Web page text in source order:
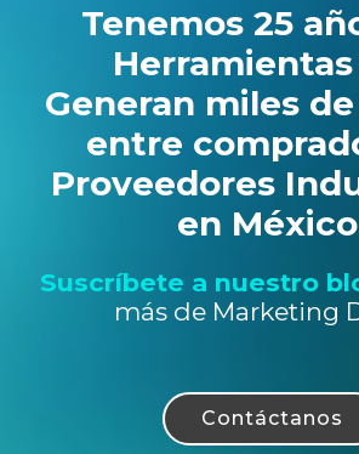
Tenemos 25
Generan miles
entre
Proveedores
en
Suscríbete a nuestro
más de Marketing
Contáctanos